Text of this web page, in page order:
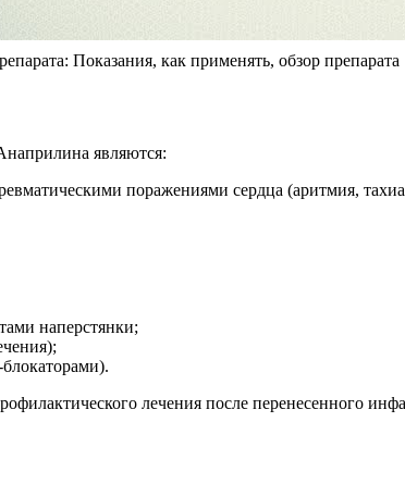
Показания, как применять, обзор препарата
являются:
поражениями сердца (аритмия,
наперстянки;
лечения после перенесенного